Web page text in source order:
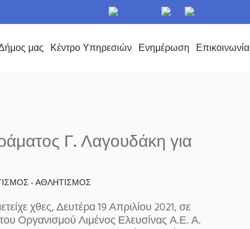
μας Κέντρο Υπηρεσιών Ενημέρωση Επικοινωνία
Γ. Λαγουδάκη για
- ΑΘΛΗΤΙΣΜΟΣ
χθες, Δευτέρα 19 Απριλίου 2021, σε
Οργανισμού Λιμένος Ελευσίνας Α.Ε. Α.